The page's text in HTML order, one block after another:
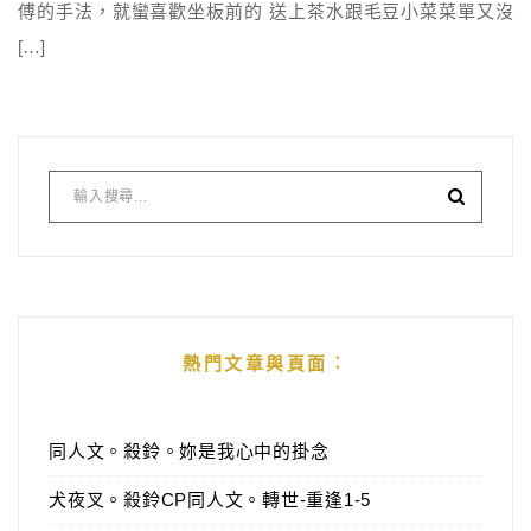
傅的手法，就蠻喜歡坐板前的 送上茶水跟毛豆小菜菜單又沒
[…]
熱門文章與頁面︰
同人文。殺鈴。妳是我心中的掛念
犬夜叉。殺鈴CP同人文。轉世-重逢1-5